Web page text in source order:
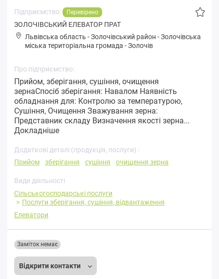
Підприємство: Перевірено
ЗОЛОЧІВСЬКИЙ ЕЛЕВАТОР ПРАТ
Львівська область -Золочівський район -Зoлoчівськa
міська територіальна громада -Золочів
Про підприємство:
Прийом, зберігання, сушіння, очищення
зернаСпосіб зберігання: Навалом Наявність
обладнання для: Контролю за температурою,
Сушіння, Очищення Зважування зерна:
Представник складу Визначення якості зерна...
Докладніше
Додаткові деталі (продукція, послуги) :
Прийом
зберігання сушіння очищення зерна
Види діяльності
Сільськогосподарські послуги
Послуги зберігання, сушіння, відвантаження
Елеватори
Відкрити контакти
Заміток немає